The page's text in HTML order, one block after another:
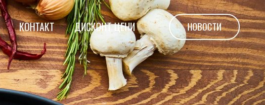
КОНТАКТ ДИСКОНТ ЦЕНИ НОВОСТИ